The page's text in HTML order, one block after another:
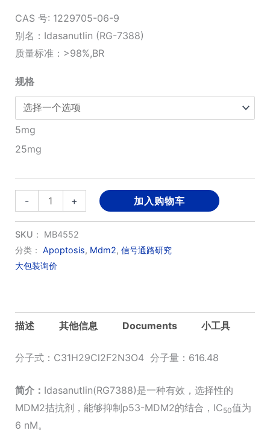
¥1,360.00
CAS 号: 1229705-06-9
别名：Idasanutlin (RG-7388)
质量标准：>98%,BR
规格
5mg
25mg
-
RG7388
数
量
+ 加入购物车
SKU： MB4552
分类： Apoptosis, Mdm2, 信号通路研究
大包装询价
描述 其他信息 Documents 小工具
分子式：C31H29Cl2F2N3O4 分子量：616.48
简介： Idasanutlin(RG7388)是一种有效，选择性的
MDM2拮抗剂，能够抑制p53-MDM2的结合，IC50值为
6 nM。